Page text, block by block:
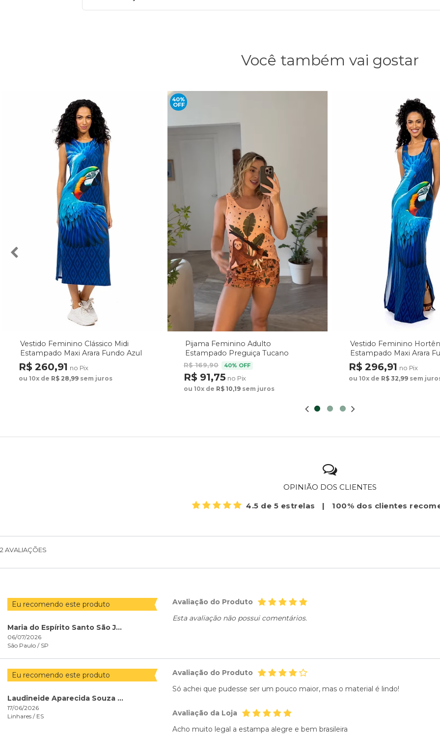
Você também vai gostar
Vestido Feminino Clássico Midi
Estampado Maxi Arara Fundo Azul
R$ 260,91 no Pix
ou 10x de R$ 28,99 sem juros
40%
OFF
Pijama Feminino Adulto
Estampado Preguiça Tucano
Fundo Marrom
R$ 169,90 40% OFF
R$ 91,75 no Pix
ou 10x de R$ 10,19 sem juros
Vestido Feminino
Estampado Maxi Arara
R$ 296,91 no Pix
ou 10x de R$ 32,99 sem
OPINIÃO DOS CLIENTES
4.5 de 5 estrelas
| 100% dos clientes
2 AVALIAÇÕES
Eu recomendo este produto
Maria do Espírito Santo São José
06/07/2026
São Paulo / SP
Avaliação do Produto
Esta avaliação não possui comentários.
Eu recomendo este produto
Laudineide Aparecida Souza Caliman
17/06/2026
Linhares / ES
Avaliação do Produto
Só achei que pudesse ser um pouco maior, mas o material é lindo!
Avaliação da Loja
Acho muito legal a estampa alegre e bem brasileira